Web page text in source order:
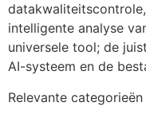
intelligente analyse
universele tool; de
AI-systeem en de
Relevante